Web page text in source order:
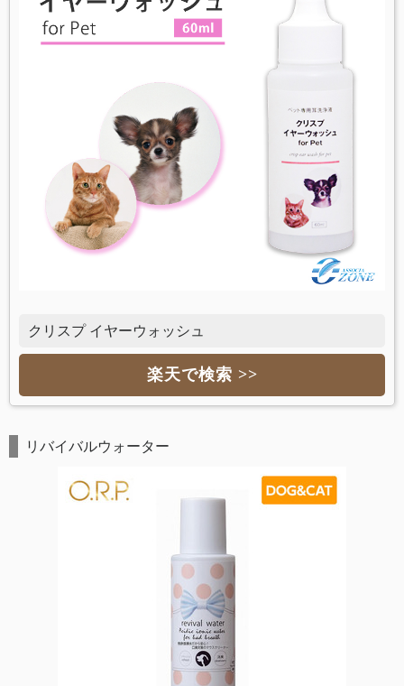
クリスプ イヤーウォッシュ
楽天で検索 >>
リバイバルウォーター